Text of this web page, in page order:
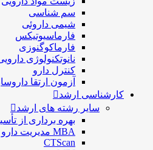
سم شناسی
شيمی داروئی
فارماسيوتيكس
فارماكوگنوزی
نانوتکنولوژی
كنترل دارو
آزمون ارتقا
کارشناسی ارشد
سایر رشته های ارشد
بهره برداری از
MBA مدیریت دارو
CTScan